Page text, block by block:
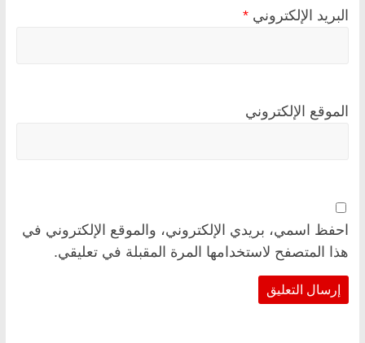
البريد الإلكتروني *
الموقع الإلكتروني
احفظ اسمي، بريدي الإلكتروني، والموقع الإلكتروني في
هذا المتصفح لاستخدامها المرة المقبلة في تعليقي.